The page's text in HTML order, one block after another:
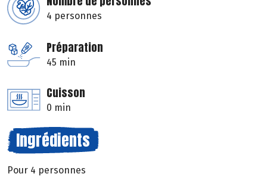
4 personnes
Préparation
45 min
Cuisson
0 min
Ingrédients
Pour 4 personnes